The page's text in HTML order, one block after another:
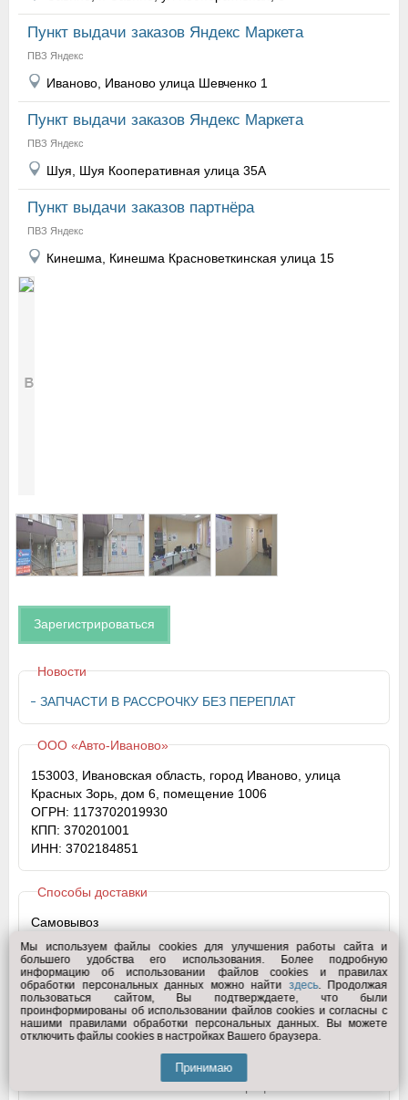
Пункт выдачи заказов Яндекс Маркета
ПВЗ Яндекс
Иваново, Иваново улица Шевченко 1
Пункт выдачи заказов Яндекс Маркета
ПВЗ Яндекс
Шуя, Шуя Кооперативная улица 35А
Пункт выдачи заказов партнёра
ПВЗ Яндекс
Кинешма, Кинешма Красноветкинская улица 15
Зарегистрироваться
Новости
ЗАПЧАСТИ В РАССРОЧКУ БЕЗ ПЕРЕПЛАТ
ООО «Авто-Иваново»
153003, Ивановская область, город Иваново, улица
Красных Зорь, дом 6, помещение 1006
ОГРН: 1173702019930
КПП: 370201001
ИНН: 3702184851
Способы доставки
Самовывоз
Товар должен быть получен в магазине или ПВЗ
Почта России
Отправка груза будет произведена строго “Почтой
России” по тарифам соответствующим внутренним
затратам компании + тарифы почты. Существуют
ограничения по товарам отправляемым “Почтой
www.russianpost.ru. При невозможности отправки груза
система EXIST.RU не посчитает тариф
Мы используем файлы cookies для улучшения работы сайта и
большего удобства его использования. Более подробную
информацию об использовании файлов cookies и правилах
обработки персональных данных можно найтиздесь. Продолжая
пользоваться сайтом, Вы подтверждаете, что были
проинформированы об использовании файлов cookies и согласны с
нашими правилами обработки персональных данных. Вы можете
отключить файлы cookies в настройках Вашего браузера.
Принимаю